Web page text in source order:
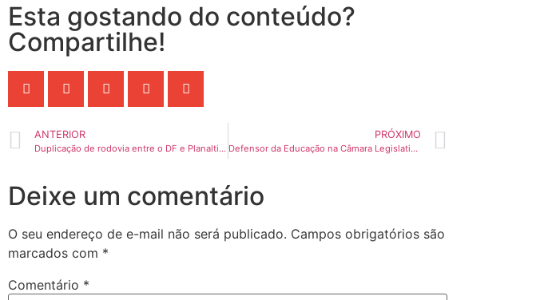
Esta gostando do conteúdo?
Compartilhe!
ANTERIOR
Duplicação de rodovia entre o DF e Planaltina de Goiás é debatida em audiência
PRÓXIMO
Defensor da Educação na Câmara Legislativa, deputado João Cardoso busca a reeleição
Deixe um comentário
O seu endereço de e-mail não será publicado. Campos obrigatórios são
marcados com *
Comentário *